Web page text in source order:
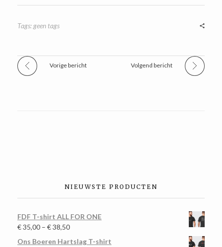
Tags: geen tags
Vorige bericht Volgend bericht
NIEUWSTE PRODUCTEN
FDF T-shirt ALL FOR ONE
€35,00 – €38,50
Ons Boeren Hartslag T-shirt